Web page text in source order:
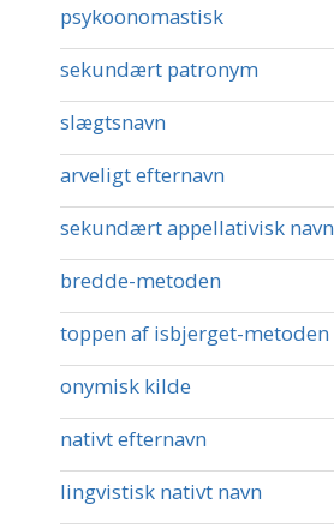
psykoonomastisk
sekundært patronym
slægtsnavn
arveligt efternavn
sekundært appellativisk navn
bredde-metoden
toppen af isbjerget-metoden
onymisk kilde
nativt efternavn
lingvistisk nativt navn